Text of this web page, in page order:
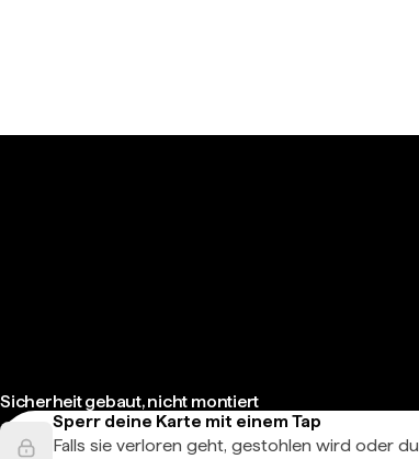
Sicherheit gebaut, nicht montiert
Sperr deine Karte mit einem Tap
Falls sie verloren geht, gestohlen wird oder du